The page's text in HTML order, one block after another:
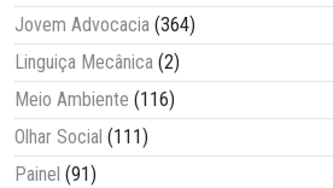
Jovem Advocacia (364)
Linguiça Mecânica (2)
Meio Ambiente (116)
Olhar Social (111)
Painel (91)